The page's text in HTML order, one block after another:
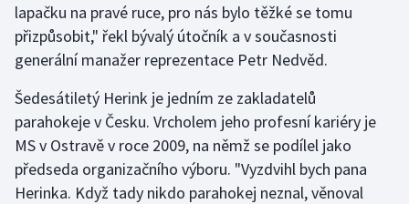
lapačku na pravé ruce, pro nás bylo těžké se tomu
přizpůsobit," řekl bývalý útočník a v současnosti
generální manažer reprezentace Petr Nedvěd.
Šedesátiletý Herink je jedním ze zakladatelů
parahokeje v Česku. Vrcholem jeho profesní kariéry je
MS v Ostravě v roce 2009, na němž se podílel jako
předseda organizačního výboru. "Vyzdvihl bych pana
Herinka. Když tady nikdo parahokej neznal, věnoval